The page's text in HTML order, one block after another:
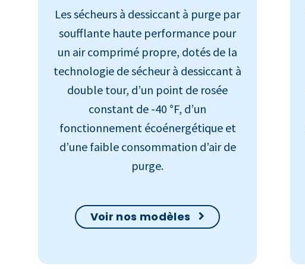
Les sécheurs à dessiccant à purge par
soufflante haute performance pour
un air comprimé propre, dotés de la
technologie de sécheur à dessiccant à
double tour, d’un point de rosée
constant de -40 °F, d’un
fonctionnement écoénergétique et
d’une faible consommation d’air de
purge.
Voir nos modèles